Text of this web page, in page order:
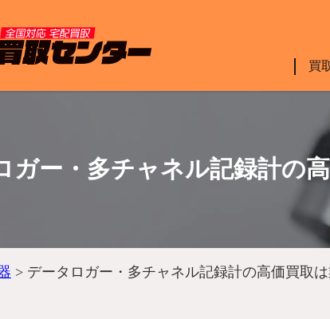
買
ガー・多チャネル記録計の
> データロガー・多チャネル記録計の高価買取